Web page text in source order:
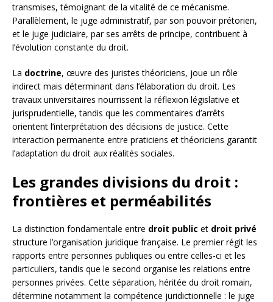
transmises, témoignant de la vitalité de ce mécanisme.
Parallèlement, le juge administratif, par son pouvoir prétorien,
et le juge judiciaire, par ses arrêts de principe, contribuent à
l’évolution constante du droit.
La doctrine, œuvre des juristes théoriciens, joue un rôle
indirect mais déterminant dans l’élaboration du droit. Les
travaux universitaires nourrissent la réflexion législative et
jurisprudentielle, tandis que les commentaires d’arrêts
orientent l’interprétation des décisions de justice. Cette
interaction permanente entre praticiens et théoriciens garantit
l’adaptation du droit aux réalités sociales.
Les grandes divisions du droit :
frontières et perméabilités
La distinction fondamentale entre droit public et droit privé
structure l’organisation juridique française. Le premier régit les
rapports entre personnes publiques ou entre celles-ci et les
particuliers, tandis que le second organise les relations entre
personnes privées. Cette séparation, héritée du droit romain,
détermine notamment la compétence juridictionnelle : le juge